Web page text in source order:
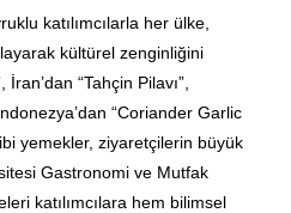
katılımcılarla her ülke,
kültürel zenginliğini
“Tahçin Pilavı”,
“Coriander Garlic
yemekler, ziyaretçilerin büyük
Gastronomi ve Mutfak
katılımcılara hem bilimsel